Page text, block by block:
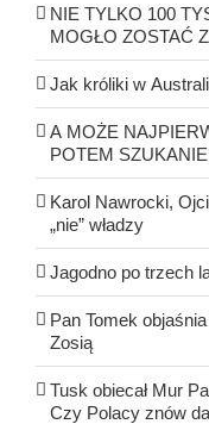
NIE TYLKO 100
MOGŁO ZOSTAĆ
Jak króliki w
A MOŻE
POTEM
Karol Nawrocki,
„nie” władzy
Jagodno po trzech
Pan Tomek
Zosią
Tusk obiecał Mur
Czy Polacy znów